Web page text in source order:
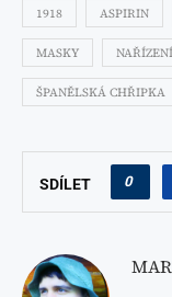
1918 ASPIRIN
MASKY NAŘÍZENÍ
ŠPANĚLSKÁ CHŘIPKA
SDÍLET 0